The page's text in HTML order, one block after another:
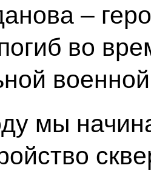
–
во
мы